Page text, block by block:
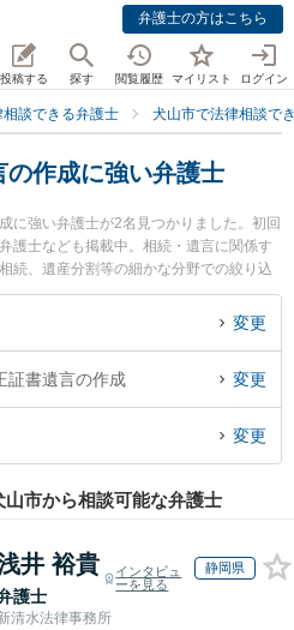
弁護士の方はこちら
投稿する 探す 閲覧履歴 マイリスト ログイン
談できる弁護士 犬山市で法律相談で
作成に強い弁護士
に強い弁護士が2名見つかりました。初回
護士なども掲載中。相続・遺言に関係す
続、遺産分割等の細かな分野での絞り込
事務所の安田 庄一郎弁護士や弁護士法人
フィール情報や弁護士費用、強みなどが
い』『初回相談無料で公正証書遺言の作
に相談予約したい』などでお困りの相談
変更
証書遺言の作成 変更
変更
市から相談可能な弁護士
井 裕貴
護士
インタビュ
ーを見る
静岡県
清水法律事務所